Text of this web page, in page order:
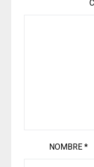
NOMBRE *